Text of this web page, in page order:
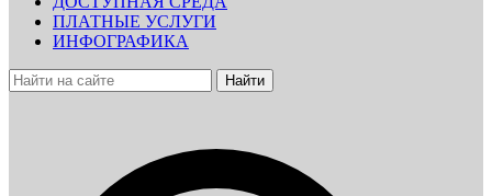
ПЛАТНЫЕ УСЛУГИ
ИНФОГРАФИКА
Найти